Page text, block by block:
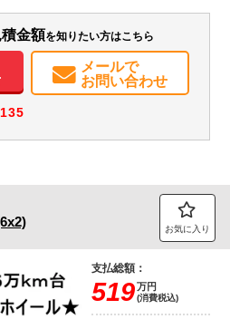
金額を知りたい方はこちら
メールで
お問い合わせ
お気に入り
支払総額：
519万円
(消費税込)